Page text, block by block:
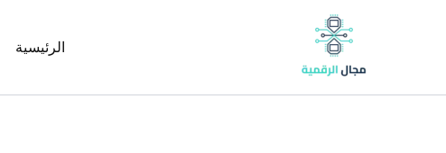
الرئيسية